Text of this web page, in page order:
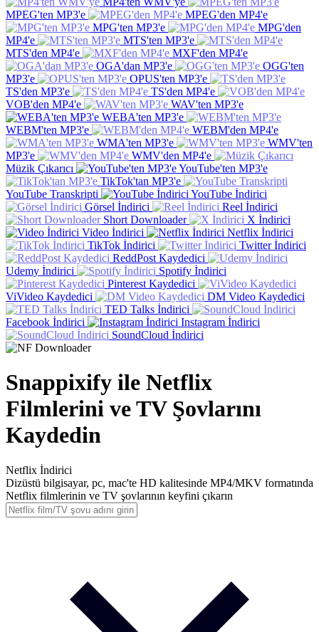
MPEG'ten MP3'e
MPEG'den MP4'e
MPG'ten MP3'e
MPG'den
MP4'e
MTS'ten MP3'e
MTS'den MP4'e
MXF'den MP4'e
OGA'dan MP3'e
OGG'ten
MP3'e
OPUS'ten MP3'e
TS'den MP3'e
TS'den MP4'e
VOB'den MP4'e
WAV'ten MP3'e
WEBA'ten MP3'e
WEBM'ten MP3'e
WEBM'den MP4'e
WMA'ten MP3'e
WMV'ten
MP3'e
WMV'den MP4'e
Müzik Çıkarıcı
YouTube'ten MP3'e
TikTok'tan MP3'e
YouTube Transkripti
YouTube İndirici
Görsel İndirici
Reel İndirici
Short Downloader
X İndirici
Video İndirici
Netflix İndirici
TikTok İndirici
Twitter İndirici
ReddPost Kaydedici
Udemy İndirici
Spotify İndirici
Pinterest Kaydedici
ViVideo Kaydedici
DM Video Kaydedici
TED Talks İndirici
Facebook İndirici
Instagram İndirici
SoundCloud İndirici
Snappixify ile Netflix
Filmlerini ve TV Şovlarını
Kaydedin
Netflix İndirici
Dizüstü bilgisayar, pc, mac'te HD kalitesinde MP4/MKV formatında
Netflix filmlerinin ve TV şovlarının keyfini çıkarın